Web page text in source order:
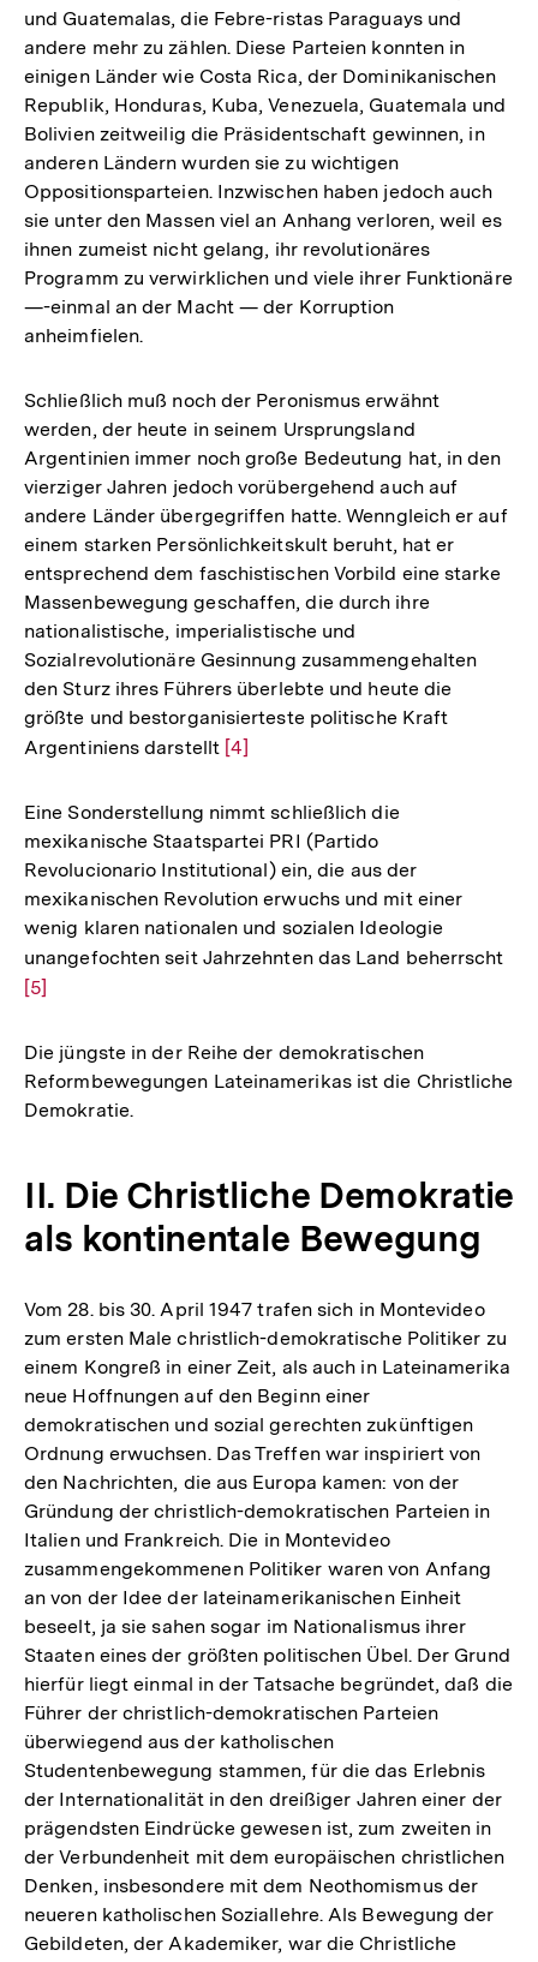
und Guatemalas, die Febre-ristas Paraguays und
andere mehr zu zählen. Diese Parteien konnten in
einigen Länder wie Costa Rica, der Dominikanischen
Republik, Honduras, Kuba, Venezuela, Guatemala und
Bolivien zeitweilig die Präsidentschaft gewinnen, in
anderen Ländern wurden sie zu wichtigen
Oppositionsparteien. Inzwischen haben jedoch auch
sie unter den Massen viel an Anhang verloren, weil es
ihnen zumeist nicht gelang, ihr revolutionäres
Programm zu verwirklichen und viele ihrer Funktionäre
—-einmal an der Macht — der Korruption
anheimfielen.
Schließlich muß noch der Peronismus erwähnt
werden, der heute in seinem Ursprungsland
Argentinien immer noch große Bedeutung hat, in den
vierziger Jahren jedoch vorübergehend auch auf
andere Länder übergegriffen hatte. Wenngleich er auf
einem starken Persönlichkeitskult beruht, hat er
entsprechend dem faschistischen Vorbild eine starke
Massenbewegung geschaffen, die durch ihre
nationalistische, imperialistische und
Sozialrevolutionäre Gesinnung zusammengehalten
den Sturz ihres Führers überlebte und heute die
größte und bestorganisierteste politische Kraft
Argentiniens darstellt Zur
der
Fußnote
[4]
Eine Sonderstellung nimmt schließlich die
mexikanische Staatspartei PRI (Partido
Revolucionario Institutional) ein, die aus der
mexikanischen Revolution erwuchs und mit einer
wenig klaren nationalen und sozialen Ideologie
unangefochten seit Jahrzehnten das Land beherrscht
[5]
Die jüngste in der Reihe der demokratischen
Reformbewegungen Lateinamerikas ist die Christliche
Demokratie.
II. Die Christliche Demokratie
als kontinentale Bewegung
Vom 28. bis 30. April 1947 trafen sich in Montevideo
zum ersten Male christlich-demokratische Politiker zu
einem Kongreß in einer Zeit, als auch in Lateinamerika
neue Hoffnungen auf den Beginn einer
demokratischen und sozial gerechten zukünftigen
Ordnung erwuchsen. Das Treffen war inspiriert von
den Nachrichten, die aus Europa kamen: von der
Gründung der christlich-demokratischen Parteien in
Italien und Frankreich. Die in Montevideo
zusammengekommenen Politiker waren von Anfang
an von der Idee der lateinamerikanischen Einheit
beseelt, ja sie sahen sogar im Nationalismus ihrer
Staaten eines der größten politischen Übel. Der Grund
hierfür liegt einmal in der Tatsache begründet, daß die
Führer der christlich-demokratischen Parteien
überwiegend aus der katholischen
Studentenbewegung stammen, für die das Erlebnis
der Internationalität in den dreißiger Jahren einer der
prägendsten Eindrücke gewesen ist, zum zweiten in
der Verbundenheit mit dem europäischen christlichen
Denken, insbesondere mit dem Neothomismus der
neueren katholischen Soziallehre. Als Bewegung der
Gebildeten, der Akademiker, war die Christliche